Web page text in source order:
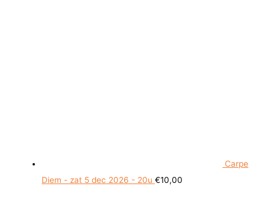
Carpe
Diem - zat 5 dec 2026 - 20u €10,00